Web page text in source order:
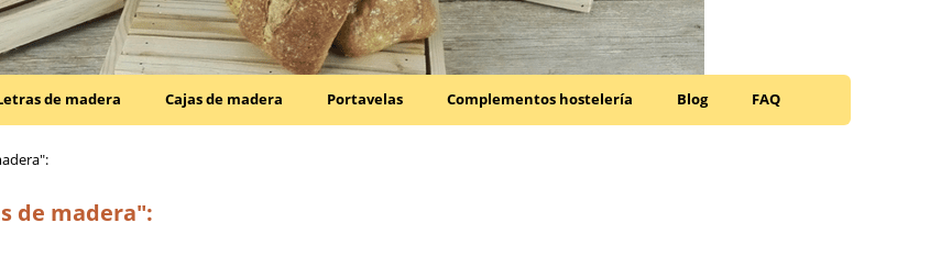
de madera Cajas de madera Portavelas Complementos hostelería Blog FAQ
de madera":